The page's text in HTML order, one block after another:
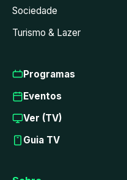
Sociedade
Turismo & Lazer
Programas
Eventos
Ver (TV)
Guia TV